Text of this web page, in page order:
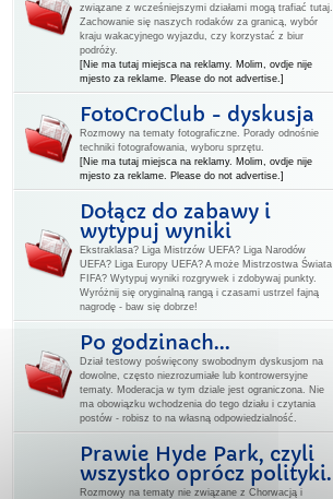
związane z wcześniejszymi działami mogą trafiać tutaj.
Zachowanie się naszych rodaków za granicą, wybór
kraju wakacyjnego wyjazdu, czy korzystać z biur
podróży.
[Nie ma tutaj miejsca na reklamy. Molim, ovdje nije
mjesto za reklame. Please do not advertise.]
FotoCroClub - dyskusja
Rozmowy na tematy fotograficzne. Porady odnośnie
techniki fotografowania, wyboru sprzętu.
[Nie ma tutaj miejsca na reklamy. Molim, ovdje nije
mjesto za reklame. Please do not advertise.]
Dołącz do zabawy i
wytypuj wyniki
Ekstraklasa? Liga Mistrzów UEFA? Liga Narodów
UEFA? Liga Europy UEFA? A może Mistrzostwa Świata
FIFA? Wytypuj wyniki rozgrywek i zdobywaj punkty.
Wyróżnij się oryginalną rangą i czasami ustrzel fajną
nagrodę - baw się dobrze!
Po godzinach...
Dział testowy poświęcony swobodnym dyskusjom na
dowolne, często niezrozumiałe lub kontrowersyjne
tematy. Moderacja w tym dziale jest ograniczona. Nie
ma obowiązku wchodzenia do tego działu i czytania
postów - robisz to na własną odpowiedzialność.
Prawie Hyde Park, czyli
wszystko oprócz polityki.
Rozmowy na tematy nie związane z Chorwacją i